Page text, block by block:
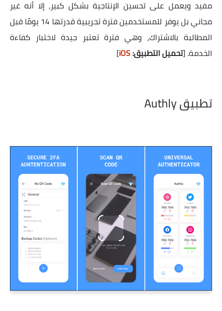
مفيد ويعمل على تحسين الإنتاجية بشكل كبير، إلا أنه غير
مجاني بل يوفر للمستخدمين فترة تجريبية قدرتها 14 يومًا قبل
المطالبة بالاشتراك، وهي فترة تعتبر جيدة لاختبار كفاءة
الخدمة. [تحميل التطبيق:iOS
]
تطبيق Authly